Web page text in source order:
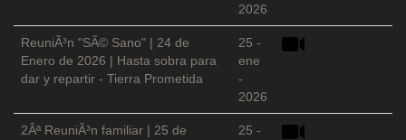
2026
ReuniÃ³n "SÃ© Sano" | 24 de
Enero de 2026 | Hasta sobra para
dar y repartir - Tierra Prometida
25 -
ene
-
2026
2Âª ReuniÃ³n familiar | 25 de
25 -